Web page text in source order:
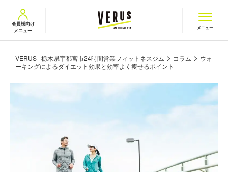
VERUS ヴェルス
会員様向け
メニュー
メニュー
VERUS | 栃木県宇都宮市24時間営業フィットネスジム > コラム > ウォ
ーキングによるダイエット効果と効率よく痩せるポイント